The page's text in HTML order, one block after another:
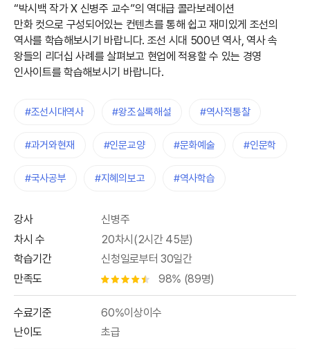
“박시백 작가 X 신병주 교수”의 역대급 콜라보레이션
만화 컷으로 구성되어있는 컨텐츠를 통해 쉽고 재미있게 조선의
역사를 학습해보시기 바랍니다. 조선 시대 500년 역사, 역사 속
왕들의 리더십 사례를 살펴보고 현업에 적용할 수 있는 경영
인사이트를 학습해보시기 바랍니다.
#조선시대역사 #왕조실록해설 #역사적통찰
#과거와현재 #인문교양 #문화예술 #인문학
#국사공부 #지혜의보고 #역사학습
강사
신병주
차시 수
20차시(2시간 45분)
학습기간
신청일로부터 30일간
만족도
별점 4.5개 98% (89명)
수료기준
60%이상이수
난이도
초급